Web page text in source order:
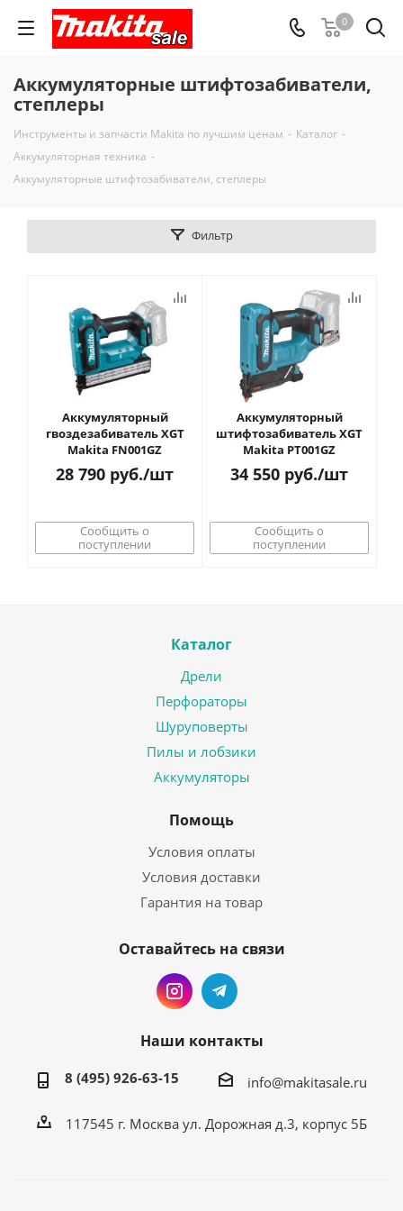
0
Аккумуляторные штифтозабиватели,
степлеры
Инструменты и запчасти Makita по лучшим ценам - Каталог -
Аккумуляторная техника -
Аккумуляторные штифтозабиватели, степлеры
Фильтр
Аккумуляторный
гвоздезабиватель XGT
Makita FN001GZ
28 790 руб./шт
Сообщить о
поступлении
Аккумуляторный
штифтозабиватель XGT
Makita PT001GZ
34 550 руб./шт
Сообщить о
поступлении
Каталог
Дрели
Перфораторы
Шуруповерты
Пилы и лобзики
Аккумуляторы
Помощь
Условия оплаты
Условия доставки
Гарантия на товар
Оставайтесь на связи
Наши контакты
8 (495) 926-63-15 info@makitasale.ru
117545 г. Москва ул. Дорожная д.3, корпус 5Б